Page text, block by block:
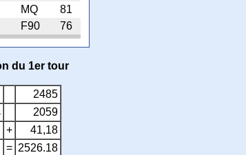
MQ
81
F90 76
du 1er tour
2485
2059
+
41,18
= 2526.18